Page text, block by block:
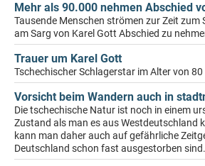
Mehr als 90.000 nehmen Abschied
Tausende Menschen strömen zur Zeit zum
am Sarg von Karel Gott Abschied zu
Trauer um Karel Gott
Tschechischer Schlagerstar im Alter von
Vorsicht beim Wandern auch in
Die tschechische Natur ist noch in einem
Zustand als man es aus Westdeutschland
kann man daher auch auf gefährliche
Deutschland schon fast ausgestorben sind.